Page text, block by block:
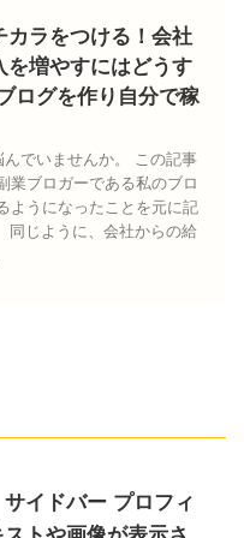
カラをつける！会社
を増やすにはどうす
ログを作り自分で稼
でいませんか。 この記事
業ブロガーである私のブロ
ようになったことを元に記
じように、会社からの給
サイドバー プロフィ